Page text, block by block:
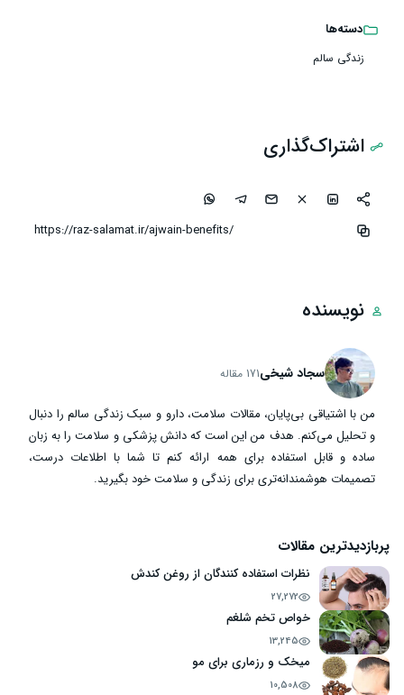
دسته‌ها
زندگی سالم
اشتراک‌گذاری
نویسنده
سجاد شیخی171 مقاله
من با اشتیاقی بی‌پایان، مقالات سلامت، دارو و سبک زندگی سالم را دنبال
و تحلیل می‌کنم. هدف من این است که دانش پزشکی و سلامت را به زبان
ساده و قابل استفاده برای همه ارائه کنم تا شما با اطلاعات درست،
تصمیمات هوشمندانه‌تری برای زندگی و سلامت خود بگیرید.
پربازدیدترین مقالات
نظرات استفاده کنندگان از روغن کندش
27,272
خواص تخم شلغم
13,245
میخک و رزماری برای مو
10,508